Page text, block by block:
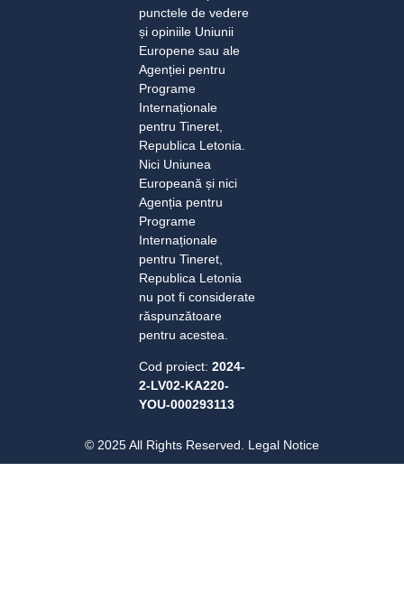
punctele de vedere
și opiniile Uniunii
Europene sau ale
Agenției pentru
Programe
Internaționale
pentru Tineret,
Republica Letonia.
Nici Uniunea
Europeană și nici
Agenția pentru
Programe
Internaționale
pentru Tineret,
Republica Letonia
nu pot fi considerate
răspunzătoare
pentru acestea.
Cod proiect:2024-
2-LV02-KA220-
YOU-000293113
© 2025 All Rights Reserved. Legal Notice